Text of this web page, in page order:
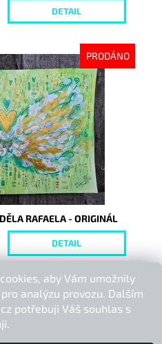
DETAIL
PRODÁNO
RAFAELA - ORIGINÁL
DETAIL
k této položce.
aby Vám umožnily
analýzu provozu. Dalším
potřebuji Váš souhlas s